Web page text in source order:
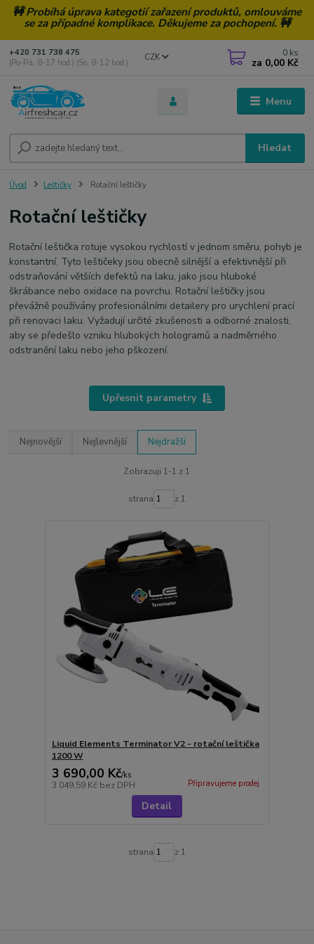
🚧 Probíhá úprava kategotií zařazení produktů, omlouváme
se za případné komplikace. Děkujeme za pochopení. 🚧
Menu
CZK
Hledat
+420 731 738 475
(Po-Pá, 8-17 hod.) (So, 8-12 hod.)
0 ks
za 0,00 Kč
Úvod Leštičky Rotační leštičky
Rotační leštičky
Rotační leštička rotuje vysokou rychlostí v jednom směru, pohyb je
konstantní. Tyto leštičeky jsou obecně silnější a efektivnější při
odstraňování větších defektů na laku, jako jsou hluboké
škrábance nebo oxidace na povrchu. Rotační leštičky jsou
převážně používány profesionálními detailery pro urychlení prací
při renovaci laku. Vyžadují určité zkušenosti a odborné znalosti,
aby se předešlo vzniku hlubokých hologramů a nadměrného
odstranění laku nebo jeho pškození.
Upřesnit parametry
Nejnovější Nejlevnější Nejdražší
Zobrazuji 1-1 z 1
strana z 1
Liquid Elements Terminator V2 - rotační leštička
1200 W
3 690,00 Kč/ks
3 049,59 Kč bez DPH Připravujeme prodej
Detail
strana z 1